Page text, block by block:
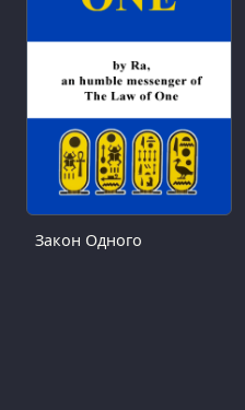
Закон Одного